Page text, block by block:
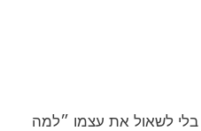
בלי לשאול את עצמו ״למה